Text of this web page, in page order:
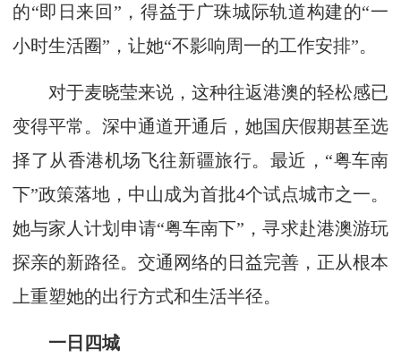
的“即日来回”，得益于广珠城际轨道构建的“一
小时生活圈”，让她“不影响周一的工作安排”。
对于麦晓莹来说，这种往返港澳的轻松感已
变得平常。深中通道开通后，她国庆假期甚至选
择了从香港机场飞往新疆旅行。最近，“粤车南
下”政策落地，中山成为首批4个试点城市之一。
她与家人计划申请“粤车南下”，寻求赴港澳游玩
探亲的新路径。交通网络的日益完善，正从根本
上重塑她的出行方式和生活半径。
一日四城